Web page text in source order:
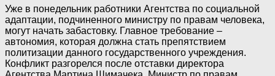
Уже в понедельник работники Агентства по социальной
адаптации, подчиненного министру по правам человека,
могут начать забастовку. Главное требование –
автономия, которая должна стать препятствием
политизации данного государственного учреждения.
Конфликт разгорелся после отставки директора